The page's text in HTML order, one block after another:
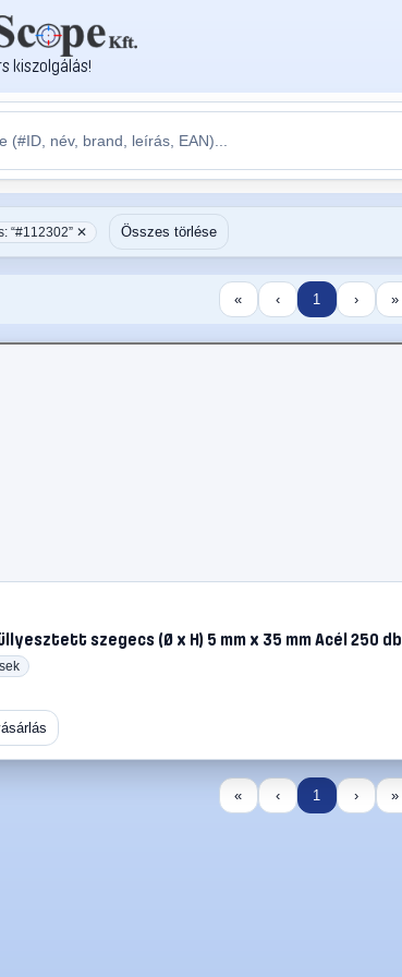
kiszolgálás!
“#112302” ✕ Összes törlése
« ‹ 1 › »
szegecs (Ø x H) 5 mm x 35 mm Acél 250 db
« ‹ 1 › »